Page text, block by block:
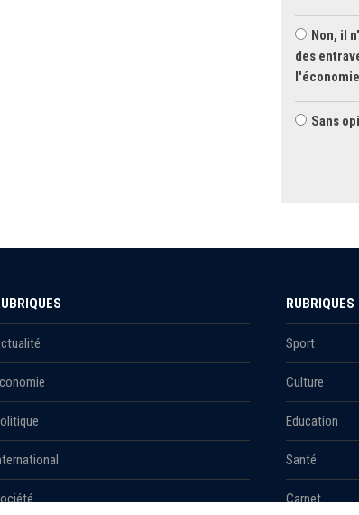
Non, il
des
Sans
RUBRIQUES
Sport
Culture
Education
Santé
Carnet